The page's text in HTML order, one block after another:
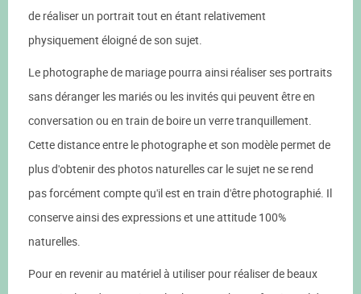
de réaliser un portrait tout en étant relativement
physiquement éloigné de son sujet.
Le photographe de mariage pourra ainsi réaliser ses portraits
sans déranger les mariés ou les invités qui peuvent être en
conversation ou en train de boire un verre tranquillement.
Cette distance entre le photographe et son modèle permet de
plus d'obtenir des photos naturelles car le sujet ne se rend
pas forcément compte qu'il est en train d'être photographié. Il
conserve ainsi des expressions et une attitude 100%
naturelles.
Pour en revenir au matériel à utiliser pour réaliser de beaux